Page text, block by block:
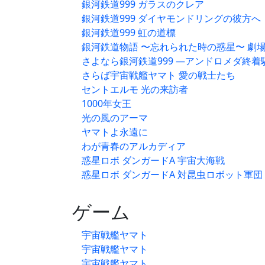
銀河鉄道999 ガラスのクレア
銀河鉄道999 ダイヤモンドリングの彼方へ
銀河鉄道999 虹の道標
銀河鉄道物語 〜忘れられた時の惑星〜 劇
さよなら銀河鉄道999 —アンドロメダ終
さらば宇宙戦艦ヤマト 愛の戦士たち
セントエルモ 光の来訪者
1000年女王
光の風のアーマ
ヤマトよ永遠に
わが青春のアルカディア
惑星ロボ ダンガードA 宇宙大海戦
惑星ロボ ダンガードA 対昆虫ロボット軍団
ゲーム
宇宙戦艦ヤマト
宇宙戦艦ヤマト